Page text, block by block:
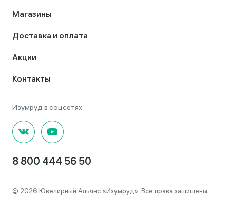
Магазины
Доставка и оплата
Акции
Контакты
8 800 444 56 50
© 2026 Ювелирный Альянс «Изумруд». Все права защищены,